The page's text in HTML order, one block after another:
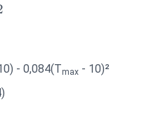
- 0,084(Tmax - 10)²